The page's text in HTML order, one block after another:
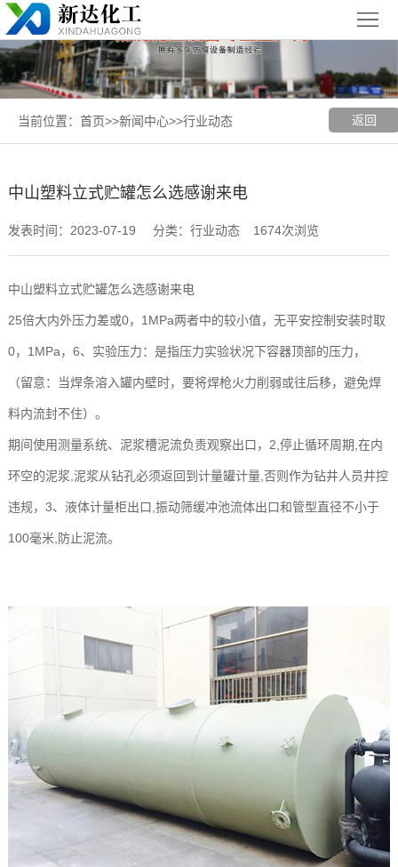
页
关
于
我
新
闻
心
聚丙烯
（PP）
设备
PPH
设备
聚
复
玻
钢
设
设备
例
张
联
系
我
返回
当前位置： 首页>>新闻中心>>行业动态
中山塑料立式贮罐怎么选感谢来电
发表时间：2023-07-19 分类：行业动态 1674次浏览
中山塑料立式贮罐怎么选感谢来电
25倍大内外压力差或0，1MPa两者中的较小值，无平安控制安装时取
0，1MPa，6、实验压力：是指压力实验状况下容器顶部的压力，
（留意：当焊条溶入罐内壁时，要将焊枪火力削弱或往后移，避免焊
料内流封不住）。
期间使用测量系统、泥浆槽泥流负责观察出口，2,停止循环周期,在内
环空的泥浆,泥浆从钻孔必须返回到计量罐计量,否则作为钻井人员井控
违规，3、液体计量柜出口,振动筛缓冲池流体出口和管型直径不小于
100毫米,防止泥流。